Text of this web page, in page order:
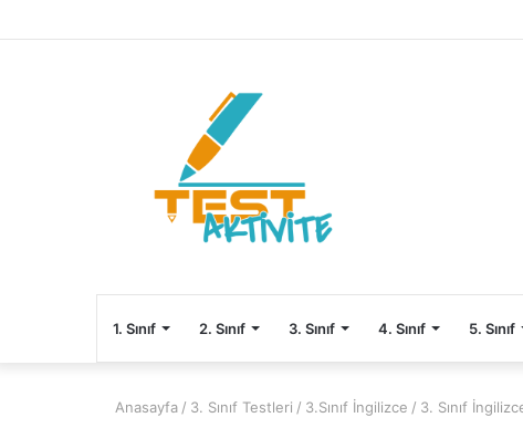
1. Sınıf 2. Sınıf 3. Sınıf 4. Sınıf 5. Sınıf
Anasayfa / 3. Sınıf Testleri / 3.Sınıf İngilizce / 3. Sınıf